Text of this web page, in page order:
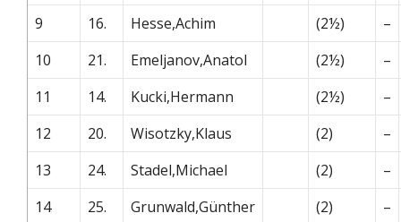
9
16. Hesse,Achim (2½)
–
10
21. Emeljanov,Anatol (2½)
–
11
14. Kucki,Hermann (2½)
–
12
20. Wisotzky,Klaus (2)
–
13
24. Stadel,Michael (2)
–
14
25. Grunwald,Günther (2)
–